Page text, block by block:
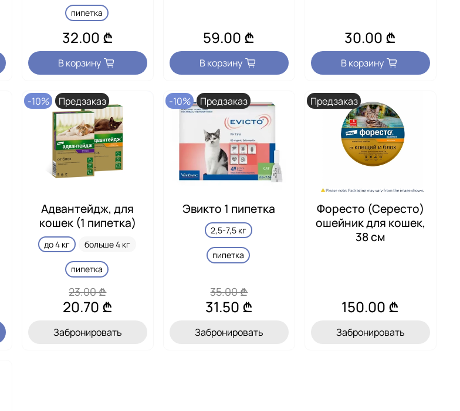
пипетка
32.00 ₾
В корзину
59.00 ₾
В корзину
30.00 ₾
В корзину
-10% Предзаказ
Адвантейдж, для
кошек (1 пипетка)
до 4 кг больше 4 кг
пипетка
23.00 ₾
20.70 ₾
Забронировать
-10% Предзаказ
Эвикто 1 пипетка
2,5-7,5 кг
пипетка
35.00 ₾
31.50 ₾
Забронировать
Предзаказ
Форесто (Сересто)
ошейник для кошек,
38 см
150.00 ₾
Забронировать